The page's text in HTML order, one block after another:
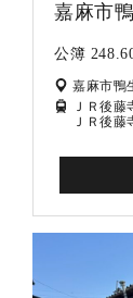
嘉麻市
公簿
嘉麻市鴨
ＪＲ後藤
ＪＲ後